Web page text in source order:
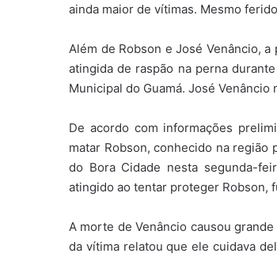
ainda maior de vítimas. Mesmo
Além de Robson e José Venâncio,
atingida de raspão na perna
Municipal do Guamá. José
De acordo com informações
matar Robson, conhecido na
do Bora Cidade nesta segunda-
atingido ao tentar proteger Robson,
A morte de Venâncio causou
da vítima relatou que ele cuidava